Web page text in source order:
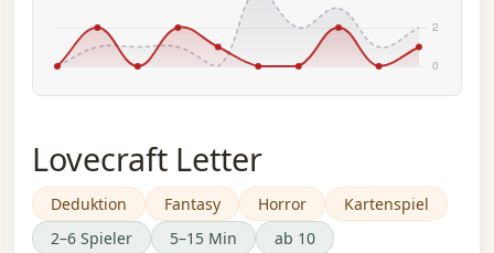
Lovecraft Letter
Deduktion Fantasy Horror
Kartenspiel
2–6 Spieler
5–15 Min
ab 10